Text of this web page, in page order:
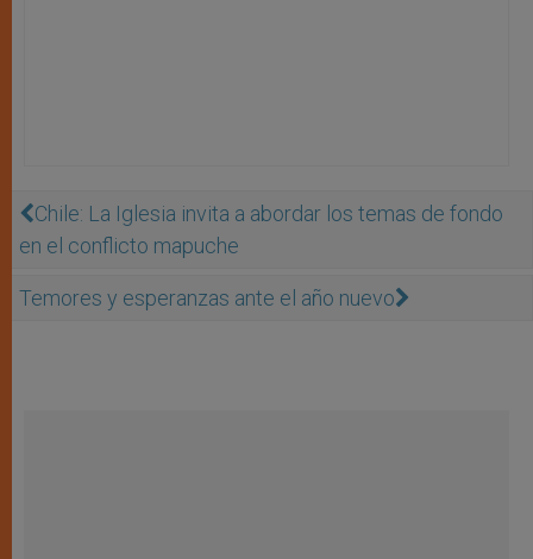
Chile: La Iglesia invita a abordar los temas de fondo
en el conflicto mapuche
Temores y esperanzas ante el año nuevo